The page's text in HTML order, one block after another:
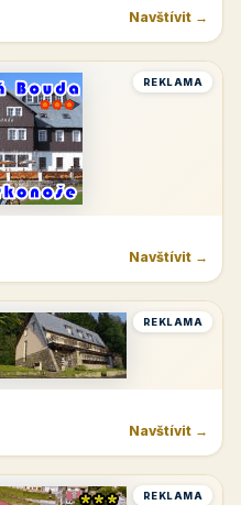
Navštívit →
REKLAMA
Navštívit →
REKLAMA
Navštívit →
REKLAMA